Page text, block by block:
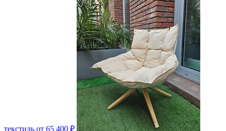
текстиль от 65 400 ₽